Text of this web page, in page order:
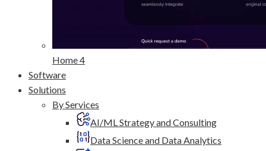
Home 4
Software
Solutions
By Services
AI/ML Strategy and Consulting
Data Science and Data Analytics